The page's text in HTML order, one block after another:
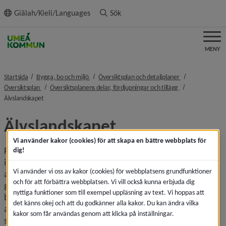
innehållet
Giälah/Kieli/Languages Sök
MENY
Startsida Bygga, bo och miljö nivå i brödsmulenavigeringen
Översiktsplan och detaljplaner nivå i
Översiktsplan nivå i brödsmulenavigeringen
Översiktsplanens delar, fördjupningar och tillägg nivå i
Älvslandskapetnivå i brödsmulenavigeringen
Älvslandskapet
Fördjupningen har haft som fokus att reda ut de många
intressen som samsas i älven, lyfta älvens betydelse och
ange hur ett utvecklat älvslandskap kan uppnås. Det görs
genom att åstadkomma ökad  tillgänglighet, utpekande av
besöks­måls­områden, främjande av fiske och båtliv, föreslå
attraktivt boende samt identifiera områden med
skyddsvärda natur- och kulturmiljöer.
Vi använder kakor (cookies) för att skapa en bättre webbplats för
dig!
Vi använder vi oss av kakor (cookies) för webbplatsens grundfunktioner
och för att förbättra webbplatsen. Vi vill också kunna erbjuda dig
nyttiga funktioner som till exempel uppläsning av text. Vi hoppas att
det känns okej och att du godkänner alla kakor. Du kan ändra vilka
kakor som får användas genom att klicka på inställningar.